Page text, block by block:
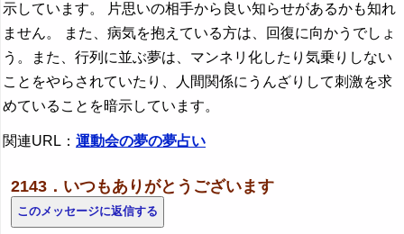
示しています。 片思いの相手から良い知らせがあるかも知れ
ません。 また、病気を抱えている方は、回復に向かうでしょ
う。また、行列に並ぶ夢は、マンネリ化したり気乗りしない
ことをやらされていたり、人間関係にうんざりして刺激を求
めていることを暗示しています。
関連URL： 運動会の夢の夢占い
2143．いつもありがとうございます